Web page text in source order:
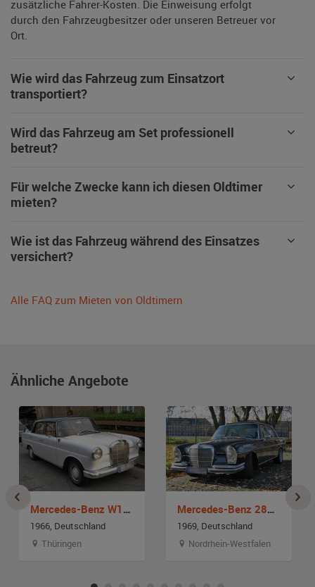
zusätzliche Fahrer-Kosten. Die Einweisung erfolgt
durch den Fahrzeugbesitzer oder unseren Betreuer vor
Ort.
Wie wird das Fahrzeug zum Einsatzort
transportiert?
Wird das Fahrzeug am Set professionell
betreut?
Für welche Zwecke kann ich diesen Oldtimer
mieten?
Wie ist das Fahrzeug während des Einsatzes
versichert?
Alle FAQ zum Mieten von Oldtimern
Ähnliche Angebote
Mercedes-Benz W110 (kleine Heckflosse)
1966, Deutschland
Thüringen
Mercedes-Benz 280 SE W108
1969, Deutschland
Nordrhein-Westfalen